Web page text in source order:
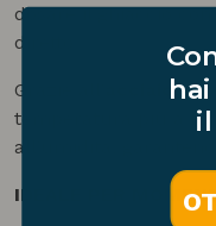
dosare il ghiaccio
diretto.
Grazie all’ acciaio inox
temperatura più a
all’umidità,
IDEALE PER
il